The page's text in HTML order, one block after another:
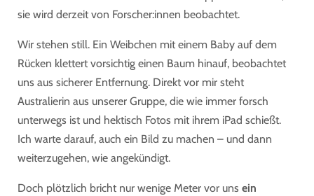
sie wird derzeit von Forscher:innen beobachtet.
Wir stehen still. Ein Weibchen mit einem Baby auf dem
Rücken klettert vorsichtig einen Baum hinauf, beobachtet
uns aus sicherer Entfernung. Direkt vor mir steht
Australierin aus unserer Gruppe, die wie immer forsch
unterwegs ist und hektisch Fotos mit ihrem iPad schießt.
Ich warte darauf, auch ein Bild zu machen – und dann
weiterzugehen, wie angekündigt.
Doch plötzlich bricht nur wenige Meter vor uns ein